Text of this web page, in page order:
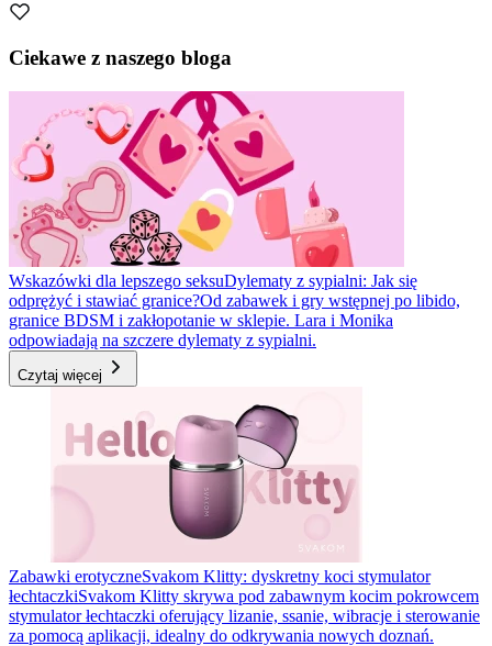
Ciekawe z naszego bloga
Wskazówki dla lepszego seksuDylematy z sypialni: Jak się
odprężyć i stawiać granice?Od zabawek i gry wstępnej po libido,
granice BDSM i zakłopotanie w sklepie. Lara i Monika
odpowiadają na szczere dylematy z sypialni.
Czytaj więcej
Zabawki erotyczneSvakom Klitty: dyskretny koci stymulator
łechtaczkiSvakom Klitty skrywa pod zabawnym kocim pokrowcem
stymulator łechtaczki oferujący lizanie, ssanie, wibracje i sterowanie
za pomocą aplikacji, idealny do odkrywania nowych doznań.